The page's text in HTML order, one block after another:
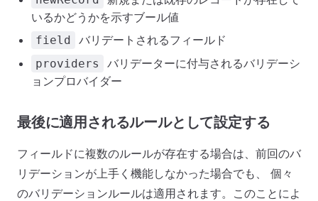
いるかどうかを示すブール値
field バリデートされるフィールド
providers
バリデーターに付与されるバリデーシ
ョンプロバイダー
最後に適用されるルールとして設定する
フィールドに複数のルールが存在する場合は、前回のバ
リデーションが上手く機能しなかった場合でも、 個々
のバリデーションルールは適用されます。このことによ